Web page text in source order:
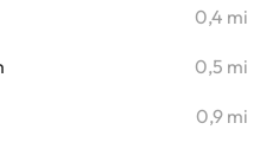
0,4 mi
0,5 mi
0,9 mi